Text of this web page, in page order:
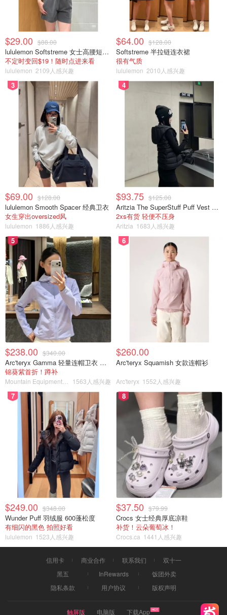
$29.00 $88.00
lululemon Softstreme 女士高腰短裤 10cm
不定时变回$19！随时点进来看
lululemon 2109人感兴趣
$64.00 $128.00
Softstreme 半拉链连衣裙
很有气质
lululemon 2010人感兴趣
3
$69.00 $128.00
lululemon Smooth Spacer 经典卫衣
女生穿出oversized风
lululemon 1886人感兴趣
4
$93.75 $125.00
Aritzia The SuperStuff Puff Vest 轻盈亮面马甲
2xs有货 轻便不压身
Aritzia 1683人感兴趣
5
$238.00 $340.00
Arc'teryx Gamma 轻量连帽卫衣 女款
锦葵紫首折！蹲补
Mountain Equipment Company 1563人感兴趣
6
$260.00
Arc'teryx Squamish 女款连帽衫
Arc'teryx 1552人感兴趣
7
$249.00 $348.00
Wunder Puff 羽绒服 600蓬松度
有细闪的黑色 拍照好看
lululemon 1523人感兴趣
8
$37.50 $79.99
Crocs 女士经典厚底凉鞋
补货！云朵葡萄冰！
Crocs.ca 1441人感兴趣
信用卡 商业合作 联系我们
双十一
黑五
InRewards
饭团外卖
隐私条款
用户协议 版权声明
触屏版 电脑版 下载App